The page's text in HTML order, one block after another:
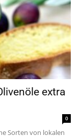
extra
0
Sorten von lokalen